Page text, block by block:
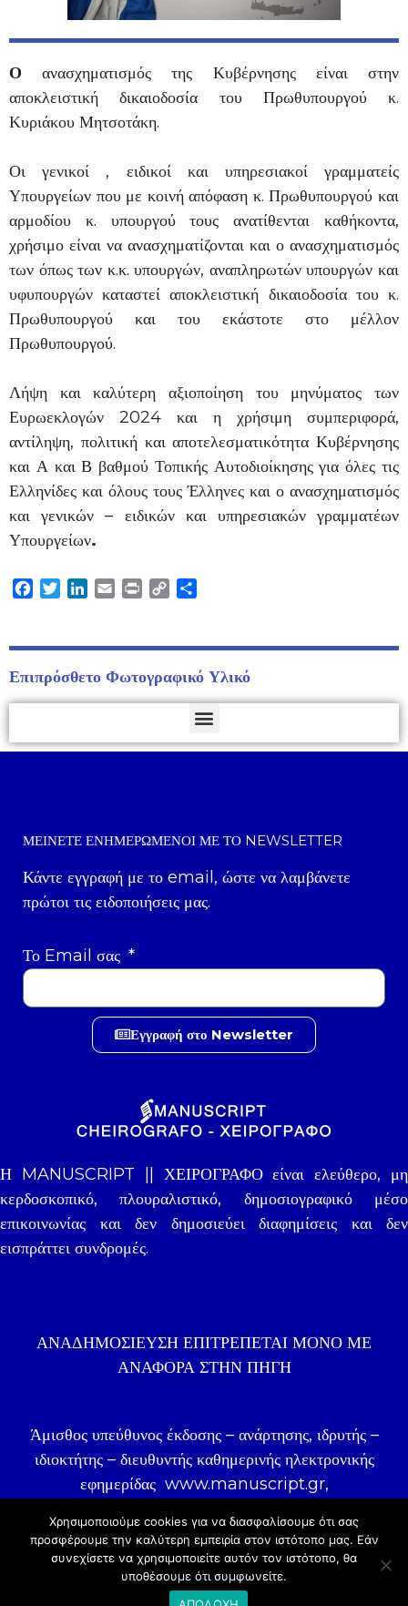
Ο ανασχηματισμός της Κυβέρνησης είναι στην
αποκλειστική δικαιοδοσία του Πρωθυπουργού κ.
Κυριάκου Μητσοτάκη.
Οι γενικοί , ειδικοί και υπηρεσιακοί γραμματείς
Υπουργείων που με κοινή απόφαση κ. Πρωθυπουργού και
αρμοδίου κ. υπουργού τους ανατίθενται καθήκοντα,
χρήσιμο είναι να ανασχηματίζονται και ο ανασχηματισμός
των όπως των κ.κ. υπουργών, αναπληρωτών υπουργών και
υφυπουργών καταστεί αποκλειστική δικαιοδοσία του κ.
Πρωθυπουργού και του εκάστοτε στο μέλλον
Πρωθυπουργού.
Λήψη και καλύτερη αξιοποίηση του μηνύματος των
Ευρωεκλογών 2024 και η χρήσιμη συμπεριφορά,
αντίληψη, πολιτική και αποτελεσματικότητα Κυβέρνησης
και Α και Β βαθμού Τοπικής Αυτοδιοίκησης για όλες τις
Ελληνίδες και όλους τους Έλληνες και ο ανασχηματισμός
και γενικών – ειδικών και υπηρεσιακών γραμματέων
Υπουργείων.
Facebook
TwitterLinkedIn
EmailPrint Copy
Επιπρόσθετο Φωτογραφικό Υλικό
ΜΕΊΝΕΤΕ ΕΝΗΜΕΡΩΜΈΝΟΙ ΜΕ ΤΟ NEWSLETTER
Κάντε εγγραφή με το email, ώστε να λαμβάνετε
πρώτοι τις ειδοποιήσεις μας.
Το Email σας
Εγγραφή στο Newsletter
Η MANUSCRIPT || ΧΕΙΡΟΓΡΑΦΟ είναι ελεύθερο, μη
κερδοσκοπικό, πλουραλιστικό, δημοσιογραφικό μέσο
επικοινωνίας και δεν δημοσιεύει διαφημίσεις και δεν
εισπράττει συνδρομές.
ΑΝΑΔΗΜΟΣΊΕΥΣΗ ΕΠΙΤΡΈΠΕΤΑΙ ΜΌΝΟ ΜΕ
ΑΝΑΦΟΡΑ ΣΤΗΝ ΠΗΓΉ
Άμισθος υπεύθυνος έκδοσης – ανάρτησης, ιδρυτής –
ιδιοκτήτης – διευθυντής καθημερινής ηλεκτρονικής
εφημερίδας www.manuscript.gr,
© 2020 |COSMOTE NewSite4U
Χρησιμοποιούμε cookies για να διασφαλίσουμε ότι σας
προσφέρουμε την καλύτερη εμπειρία στον ιστότοπo μας. Εάν
συνεχίσετε να χρησιμοποιείτε αυτόν τον ιστότοπο, θα
υποθέσουμε ότι συμφωνείτε.